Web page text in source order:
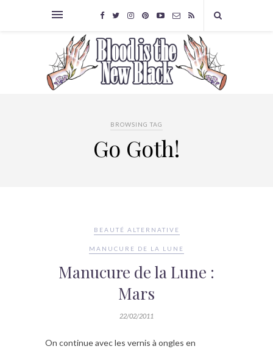
BROWSING TAG
Go Goth!
BEAUTÉ ALTERNATIVE
MANUCURE DE LA LUNE
Manucure de la Lune :
Mars
22/02/2011
On continue avec les vernis à ongles en